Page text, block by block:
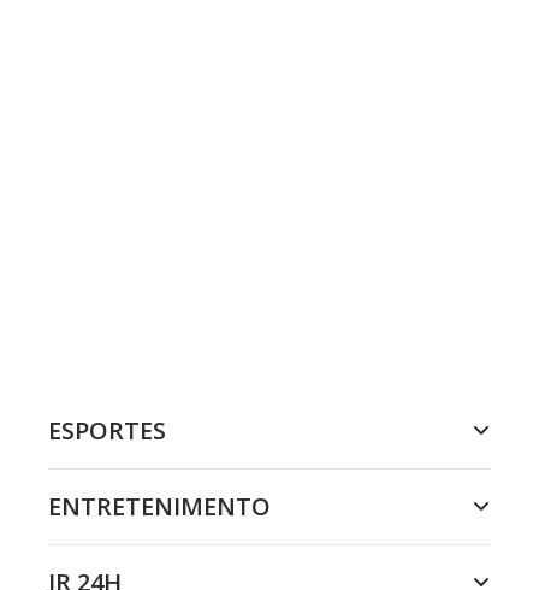
ESPORTES
ENTRETENIMENTO
JR 24H